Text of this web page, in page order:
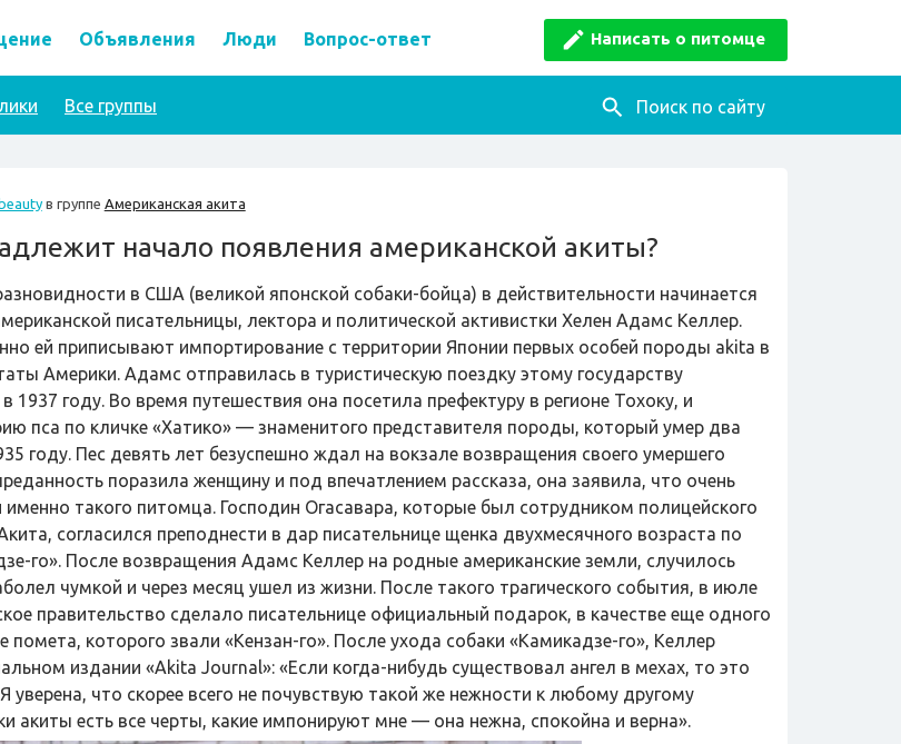
Написать о питомце
Объявления Люди Вопрос-ответ
Поиск по сайту
Все группы
в группе Американская акита
начало появления американской акиты?
в США (великой японской собаки-бойца) в действительности начинается
писательницы, лектора и политической активистки Хелен Адамс Келлер.
ей приписывают импортирование с территории Японии первых особей породы akita в
Америки. Адамс отправилась в туристическую поездку этому государству
1937 году. Во время путешествия она посетила префектуру в регионе Тохоку, и
пса по кличке «Хатико» — знаменитого представителя породы, который умер два
году. Пес девять лет безуспешно ждал на вокзале возвращения своего умершего
поразила женщину и под впечатлением рассказа, она заявила, что очень
именно такого питомца. Господин Огасавара, которые был сотрудником полицейского
согласился преподнести в дар писательнице щенка двухмесячного возраста по
го». После возвращения Адамс Келлер на родные американские земли, случилось
чумкой и через месяц ушел из жизни. После такого трагического события, в июле
правительство сделало писательнице официальный подарок, в качестве еще одного
помета, которого звали «Кензан-го». После ухода собаки «Камикадзе-го», Келлер
издании «Akita Journal»: «Если когда-нибудь существовал ангел в мехах, то это
уверена, что скорее всего не почувствую такой же нежности к любому другому
акиты есть все черты, какие импонируют мне — она нежна, спокойна и верна».